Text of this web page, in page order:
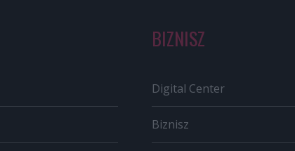
BIZNISZ
Digital Center
Biznisz